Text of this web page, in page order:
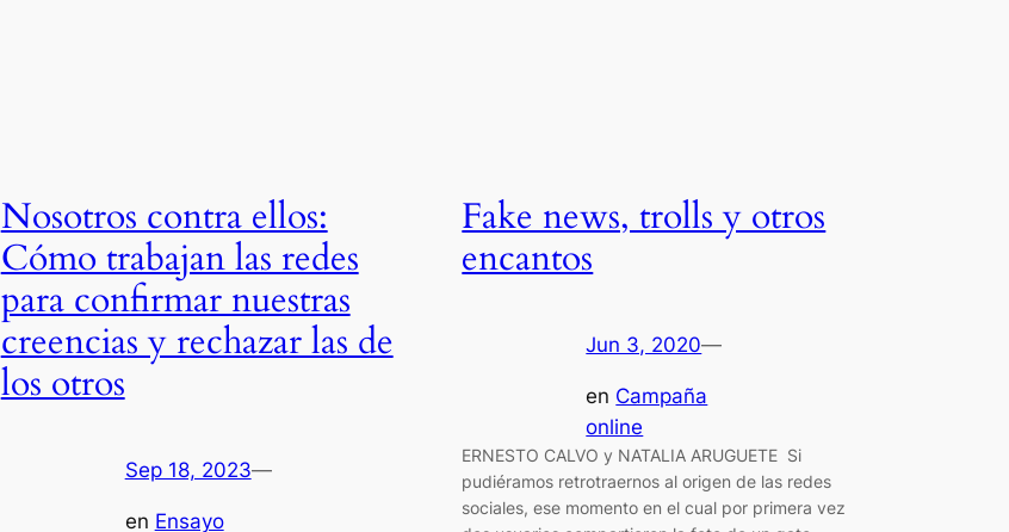
Nosotros contra ellos:
Cómo trabajan las redes
para confirmar nuestras
creencias y rechazar las de
los otros
Sep 18, 2023—
en Ensayo
Fake news, trolls y otros
encantos
Jun 3, 2020—
en Campaña
online
ERNESTO CALVO y NATALIA ARUGUETE Si
pudiéramos retrotraernos al origen de las redes
sociales, ese momento en el cual por primera vez